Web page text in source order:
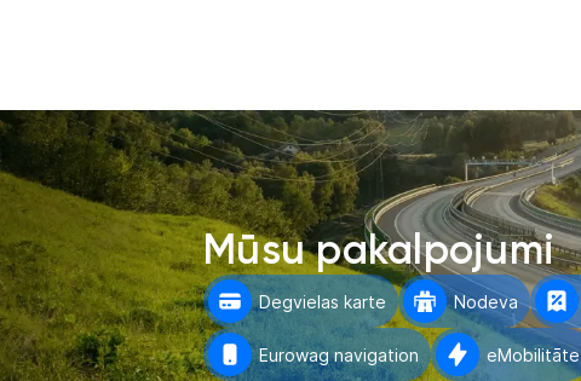
Mūsu pakalpojumi
Degvielas karte Nodeva
Eurowag navigation eMobilitāte